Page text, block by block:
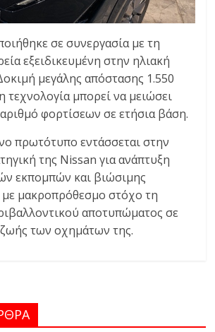
σε συνεργασία με τη
εξειδικευμένη στην ηλιακή
μεγάλης απόστασης 1.550
τεχνολογία μπορεί να μειώσει
φορτίσεων σε ετήσια βάση.
πρωτότυπο εντάσσεται στην
της Nissan για ανάπτυξη
εκπομπών και βιώσιμης
με μακροπρόθεσμο στόχο τη
αποτυπώματος σε
των οχημάτων της.